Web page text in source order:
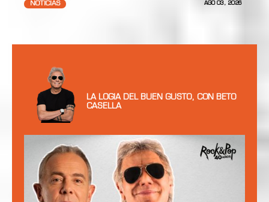
NOTICIAS AGO 03, 2026
LA LOGIA DEL BUEN GUSTO, CON BETO
CASELLA